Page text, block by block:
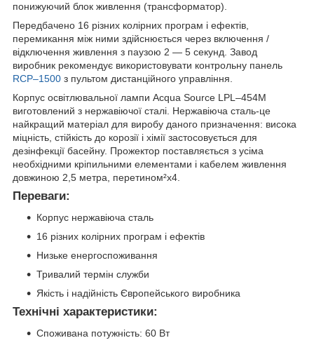
понижуючий блок живлення (трансформатор).
Передбачено 16 різних колірних програм і ефектів,
перемикання між ними здійснюється через включення /
відключення живлення з паузою 2 — 5 секунд. Завод
виробник рекомендує використовувати контрольну панель
RCP–1500 з пультом дистанційного управління.
Корпус освітлювальної лампи Acqua Source LPL–454M
виготовлений з нержавіючої сталі. Нержавіюча сталь-це
найкращий матеріал для виробу даного призначення: висока
міцність, стійкість до корозії і хімії застосовується для
дезінфекції басейну. Прожектор поставляється з усіма
необхідними кріпильними елементами і кабелем живлення
довжиною 2,5 метра, перетином²х4.
Переваги:
Корпус нержавіюча сталь
16 різних колірних програм і ефектів
Низьке енергоспоживання
Тривалий термін служби
Якість і надійність Європейського виробника
Технічні характеристики:
Споживана потужність: 60 Вт